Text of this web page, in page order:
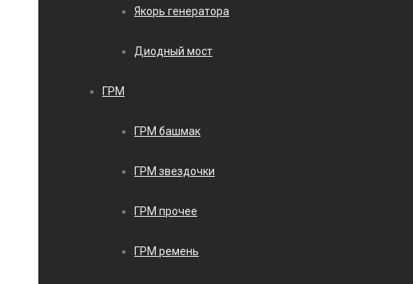
Якорь генератора
Диодный мост
ГРМ
ГРМ башмак
ГРМ звездочки
ГРМ прочее
ГРМ ремень